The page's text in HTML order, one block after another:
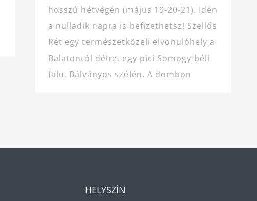
hosszú hétvégén (május 19-20-21). Idén
a nulladik napra is befizethetsz! Szellős
Rét egy természetközeli elvonulóhely a
Balatontól délre, egy pici Somogy-béli
falu, Bálványos szélén. A dombon
HELYSZÍN